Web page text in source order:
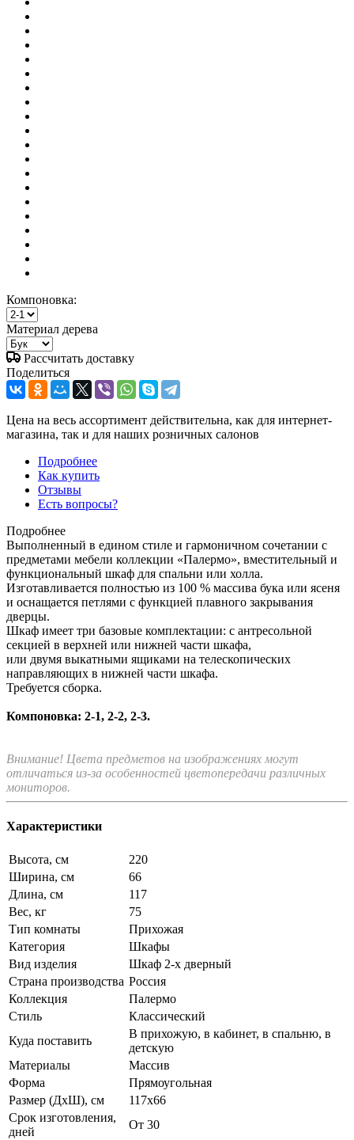
Компоновка:
Материал дерева
Рассчитать доставку
Поделиться
Цена на весь ассортимент действительна, как для интернет-
магазина, так и для наших розничных салонов
Подробнее
Как купить
Отзывы
Есть вопросы?
Подробнее
Выполненный в едином стиле и гармоничном сочетании с
предметами мебели коллекции «Палермо», вместительный и
функциональный шкаф для спальни или холла.
Изготавливается полностью из 100 % массива бука или ясеня
и оснащается петлями с функцией плавного закрывания
дверцы.
Шкаф имеет три базовые комплектации: c антресольной
секцией в верхней или нижней части шкафа,
или двумя выкатными ящиками на телескопических
направляющих в нижней части шкафа.
Требуется сборка.
Компоновка: 2-1, 2-2, 2-3.
Внимание! Цвета предметов на изображениях могут
отличаться из-за особенностей цветопередачи различных
мониторов.
Характеристики
Высота, см
220
Ширина, см
66
Длина, см
117
Вес, кг
75
Тип комнаты
Прихожая
Категория
Шкафы
Вид изделия
Шкаф 2-х дверный
Страна производства Россия
Коллекция
Палермо
Стиль
Классический
Куда поставить
В прихожую, в кабинет, в спальню, в
детскую
Материалы
Массив
Форма
Прямоугольная
Размер (ДхШ), см
117х66
Срок изготовления,
дней
От 30